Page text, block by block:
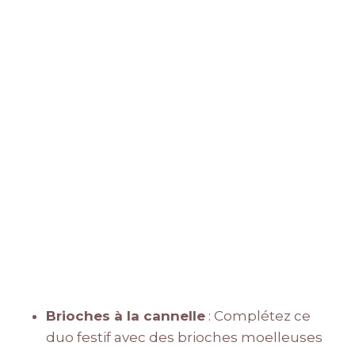
Brioches à la cannelle : Complétez ce
duo festif avec des brioches moelleuses